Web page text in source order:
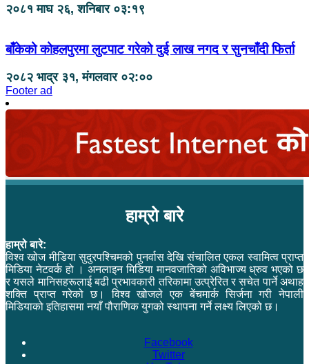
२०८१ माघ २६, शनिबार ०३:१९
बाँकेको कोहलपुरमा लुटपाट गरेको दुई लाख नगद र सुनचाँदी फिर्ता
२०८२ भाद्र ३१, मंगलवार ०२:००
Footer ad
हाम्रो बारे
हाम्रो बारे:
विश्व खोज मीडिया सुदुरपश्चिमको पुनर्वास देखि संचालित एकल स्वामित्व प्राप्त
मिडिया नेटवर्क हो । अनलाइन मिडिया मानवजातिको अविभाज्य ध्रुव भएको छ
र यसले मानिसहरूलाई बढी प्रभावकारी तरिकामा उत्प्रेरित र सचेत पार्ने अथाह
शक्ति प्राप्त गरेको छ। विश्व खोजले एक बेंचमार्क सिर्जना गरी नेपाली
मिडियाको इतिहासमा नयाँ पौराणिक युगको स्थापना गर्ने लक्ष्य लिएको छ।
Facebook
Twitter